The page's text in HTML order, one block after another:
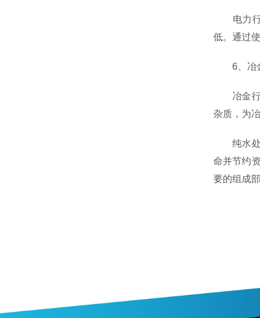
电力行
低。通过
6、冶
冶金行业
杂质，为
纯水处理
命并节约
要的组成部